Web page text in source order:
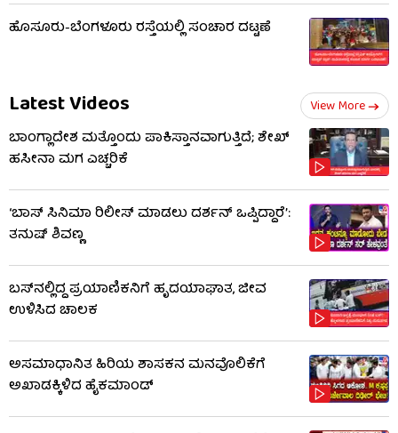
ಹೊಸೂರು-ಬೆಂಗಳೂರು ರಸ್ತೆಯಲ್ಲಿ ಸಂಚಾರ ದಟ್ಟಣೆ
Latest Videos View More
ಬಾಂಗ್ಲಾದೇಶ ಮತ್ತೊಂದು ಪಾಕಿಸ್ತಾನವಾಗುತ್ತಿದೆ; ಶೇಖ್
ಹಸೀನಾ ಮಗ ಎಚ್ಚರಿಕೆ
‘ಬಾಸ್ ಸಿನಿಮಾ ರಿಲೀಸ್ ಮಾಡಲು ದರ್ಶನ್ ಒಪ್ಪಿದ್ದಾರೆ’:
ತನುಷ್ ಶಿವಣ್ಣ
ಬಸ್‌ನಲ್ಲಿದ್ದ ಪ್ರಯಾಣಿಕನಿಗೆ ಹೃದಯಾಘಾತ, ಜೀವ
ಉಳಿಸಿದ ಚಾಲಕ
ಅಸಮಾಧಾನಿತ ಹಿರಿಯ ಶಾಸಕನ ಮನವೊಲಿಕೆಗೆ
ಅಖಾಡಕ್ಕಿಳಿದ ಹೈಕಮಾಂಡ್